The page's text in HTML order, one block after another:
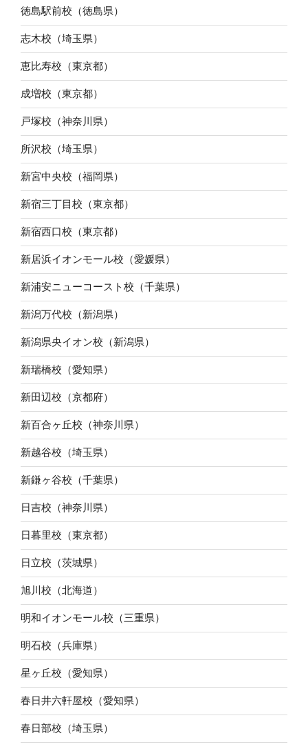
徳島駅前校（徳島県）
志木校（埼玉県）
恵比寿校（東京都）
成増校（東京都）
戸塚校（神奈川県）
所沢校（埼玉県）
新宮中央校（福岡県）
新宿三丁目校（東京都）
新宿西口校（東京都）
新居浜イオンモール校（愛媛県）
新浦安ニューコースト校（千葉県）
新潟万代校（新潟県）
新潟県央イオン校（新潟県）
新瑞橋校（愛知県）
新田辺校（京都府）
新百合ヶ丘校（神奈川県）
新越谷校（埼玉県）
新鎌ヶ谷校（千葉県）
日吉校（神奈川県）
日暮里校（東京都）
日立校（茨城県）
旭川校（北海道）
明和イオンモール校（三重県）
明石校（兵庫県）
星ヶ丘校（愛知県）
春日井六軒屋校（愛知県）
春日部校（埼玉県）